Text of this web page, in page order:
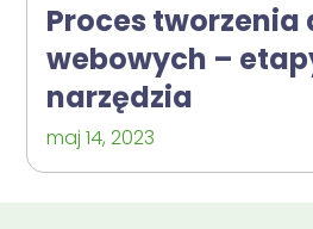
Proces
webowych –
narzędzia
maj 14, 2023